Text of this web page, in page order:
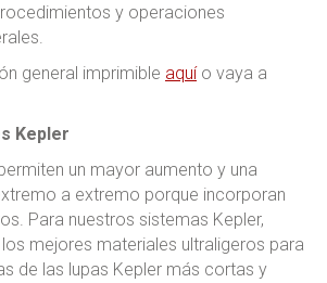
y operaciones
general imprimible aquío vaya a
Kepler
un mayor aumento y una
a extremo porque incorporan
Para nuestros sistemas Kepler,
mejores materiales ultraligeros para
de las lupas Kepler más cortas y